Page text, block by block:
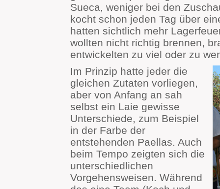
Sueca, weniger bei den
kocht schon jeden Tag über
hatten sichtlich mehr
wollten nicht richtig brennen,
entwickelten zu viel oder zu
Im Prinzip hatte jeder die
gleichen Zutaten vorliegen,
aber von Anfang an sah
selbst ein Laie gewisse
Unterschiede, zum Beispiel
in der Farbe der
entstehenden Paellas. Auch
beim Tempo zeigten sich die
unterschiedlichen
Vorgehensweisen. Während